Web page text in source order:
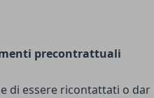
precontrattuali
di essere ricontattati o dar